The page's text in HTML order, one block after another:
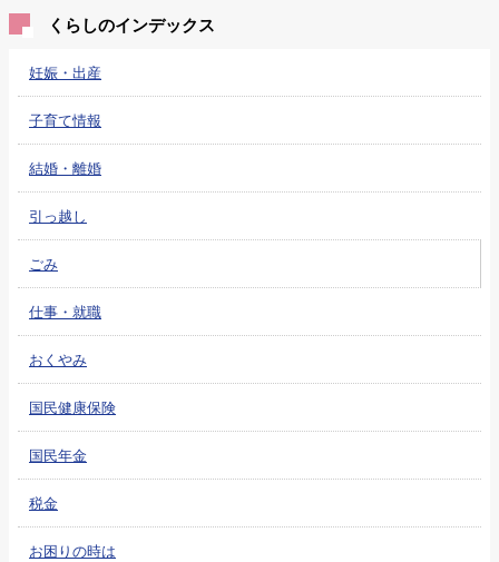
くらしのインデックス
妊娠・出産
子育て情報
結婚・離婚
引っ越し
ごみ
仕事・就職
おくやみ
国民健康保険
国民年金
税金
お困りの時は